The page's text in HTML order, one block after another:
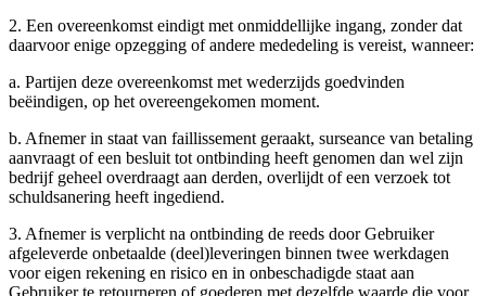
2. Een overeenkomst eindigt met onmiddellijke ingang, zonder dat
daarvoor enige opzegging of andere mededeling is vereist, wanneer:
a. Partijen deze overeenkomst met wederzijds goedvinden
beëindigen, op het overeengekomen moment.
b. Afnemer in staat van faillissement geraakt, surseance van betaling
aanvraagt of een besluit tot ontbinding heeft genomen dan wel zijn
bedrijf geheel overdraagt aan derden, overlijdt of een verzoek tot
schuldsanering heeft ingediend.
3. Afnemer is verplicht na ontbinding de reeds door Gebruiker
afgeleverde onbetaalde (deel)leveringen binnen twee werkdagen
voor eigen rekening en risico en in onbeschadigde staat aan